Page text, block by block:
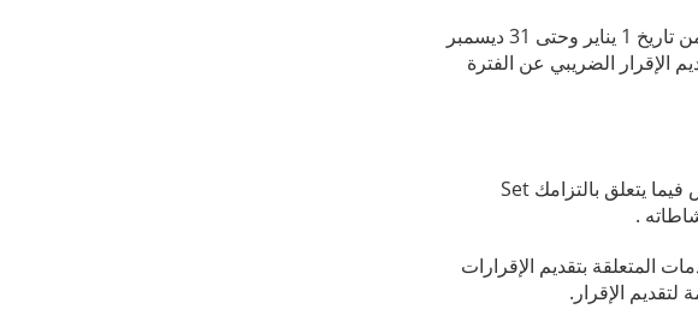
الشركات التي تكون سنتها المالية من 1 يناير وحتى 31 ديسمبر تكون الفترة الضريبية الأولى بالنسبة لها ممتدة من تاريخ 1 يناير وحتى 31 ديسمبر
العام 2025 ، ويكون الموعد النهائي لتقديم الإقرار الضريبي عن الفترة
يتعلق بالتزامك Set
المتعلقة بتقديم الإقرارات
الإقرار.